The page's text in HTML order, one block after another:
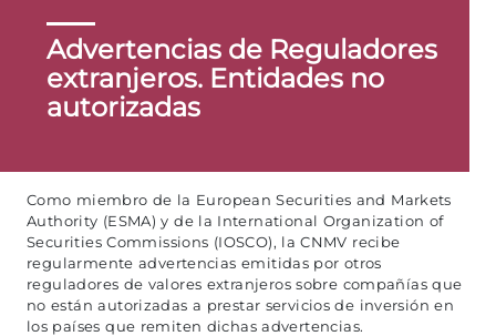
Advertencias de Reguladores
extranjeros. Entidades no
autorizadas
Como miembro de la European Securities and Markets
Authority (ESMA) y de la International Organization of
Securities Commissions (IOSCO), la CNMV recibe
regularmente advertencias emitidas por otros
reguladores de valores extranjeros sobre compañías que
no están autorizadas a prestar servicios de inversión en
los países que remiten dichas advertencias.